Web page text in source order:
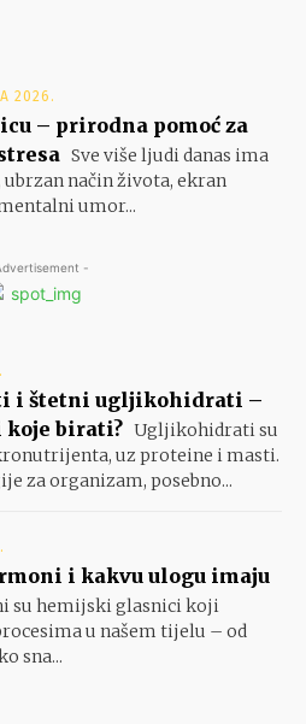
2026.
– prirodna pomoć za
Sve više ljudi danas ima
način života, ekran
umor...
-
i štetni ugljikohidrati –
birati? Ugljikohidrati su
uz proteine i masti.
za organizam, posebno...
i kakvu ulogu imaju
su hemijski glasnici koji
u našem tijelu – od
sna...